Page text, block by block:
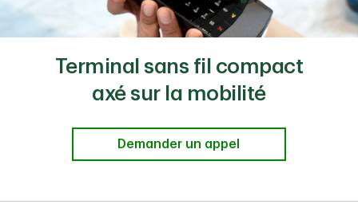
Terminal sans fil compact
axé sur la mobilité
Demander un appel